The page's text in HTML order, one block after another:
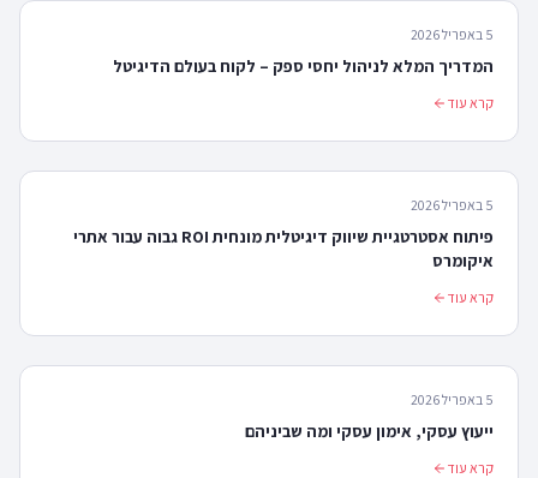
5 באפריל 2026
המדריך המלא לניהול יחסי ספק – לקוח בעולם הדיגיטל
קרא עוד
5 באפריל 2026
פיתוח אסטרטגיית שיווק דיגיטלית מונחית ROI גבוה עבור אתרי
איקומרס
קרא עוד
5 באפריל 2026
ייעוץ עסקי, אימון עסקי ומה שביניהם
קרא עוד